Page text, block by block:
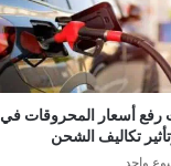
رفع أسعار المحروقات في
تكاليف الشحن
واحد